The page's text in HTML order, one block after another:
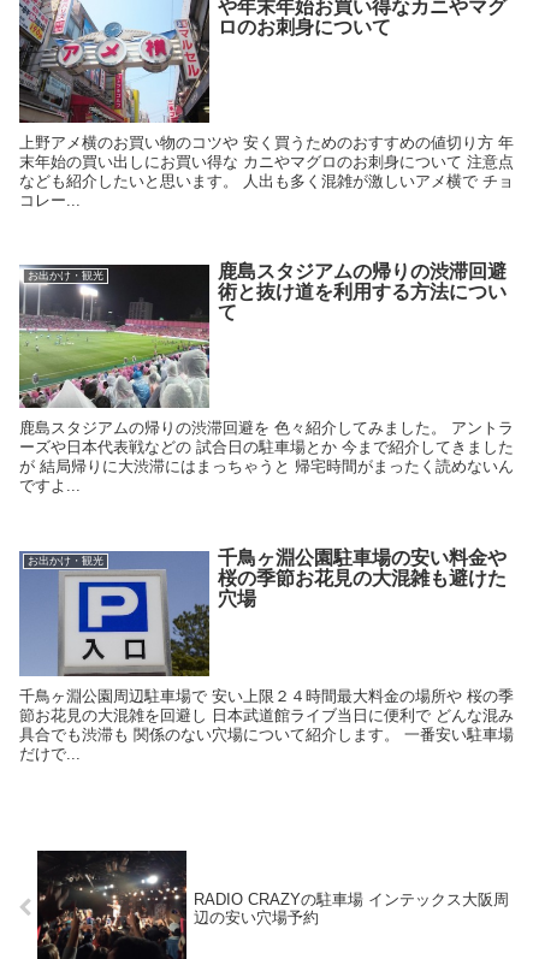
や年末年始お買い得なカニやマグ
ロのお刺身について
上野アメ横のお買い物のコツや 安く買うためのおすすめの値切り方 年
末年始の買い出しにお買い得な カニやマグロのお刺身について 注意点
なども紹介したいと思います。 人出も多く混雑が激しいアメ横で チョ
コレー...
お出かけ・観光
鹿島スタジアムの帰りの渋滞回避
術と抜け道を利用する方法につい
て
鹿島スタジアムの帰りの渋滞回避を 色々紹介してみました。 アントラ
ーズや日本代表戦などの 試合日の駐車場とか 今まで紹介してきました
が 結局帰りに大渋滞にはまっちゃうと 帰宅時間がまったく読めないん
ですよ...
お出かけ・観光
千鳥ヶ淵公園駐車場の安い料金や
桜の季節お花見の大混雑も避けた
穴場
千鳥ヶ淵公園周辺駐車場で 安い上限２４時間最大料金の場所や 桜の季
節お花見の大混雑を回避し 日本武道館ライブ当日に便利で どんな混み
具合でも渋滞も 関係のない穴場について紹介します。 一番安い駐車場
だけで...
RADIO CRAZYの駐車場 インテックス大阪周
辺の安い穴場予約